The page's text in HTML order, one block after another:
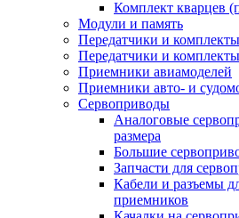
Комплект кварцев
Модули и память
Передатчики и
Передатчики и
Приемники авиамоделей
Приемники авто- и
Сервоприводы
Аналоговые
размера
Большие
Запчасти для
Кабели и разъемы
приемников